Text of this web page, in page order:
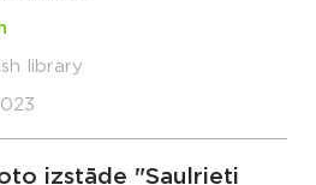
library
izstāde "Saulrieti